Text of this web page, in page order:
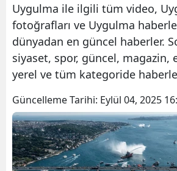
Uygulma ile ilgili tüm video,
fotoğrafları ve Uygulma
dünyadan en güncel haberler.
siyaset, spor, güncel, magazin,
yerel ve tüm kategoride
Güncelleme Tarihi: Eylül 04, 2025